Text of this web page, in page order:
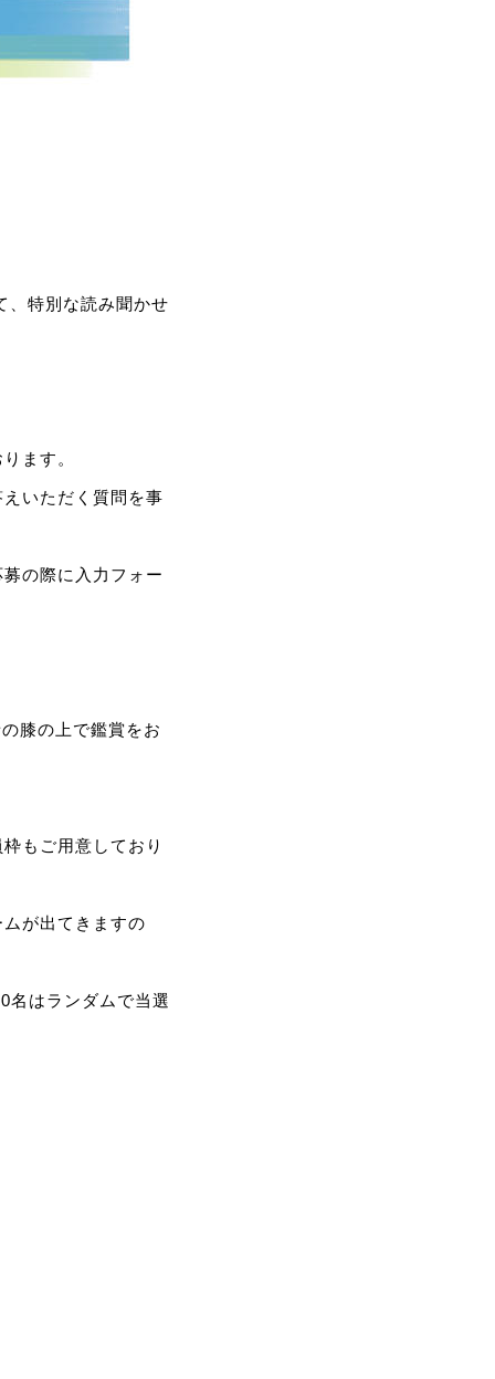
、特別な読み聞かせ
ます。
いただく質問を事
の際に入力フォー
膝の上で鑑賞をお
もご用意しており
が出てきますの
名はランダムで当選